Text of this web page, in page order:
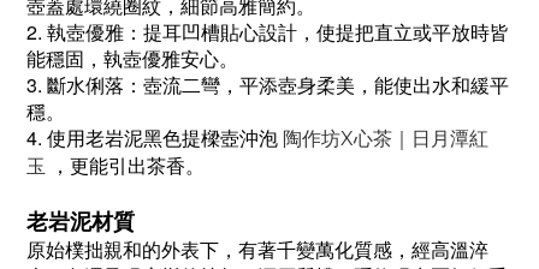
2. 執壺優雅：提耳凹槽貼心設計，使提把直立或平放時皆
能穩固，執壺優雅安心。
3. 斷水俐落：壺流二彎，平添壺身柔美，能使出水和緩平
穩。
4. 使用老岩泥黑色提樑壺沖泡 陶作坊X心茶｜日月潭紅
玉
，更能引出茶香。
老岩泥材質
原始樸拙親和的外表下，有著千變萬化質感，經高溫淬